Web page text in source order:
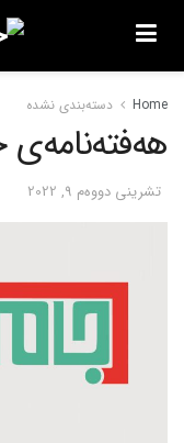
Home دسته‌بندی نشده
هەفتەنامەی
تشرینی دووه‌م 9, 2022